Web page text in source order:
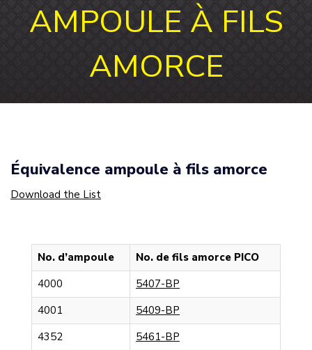
AMPOULE À FILS
AMORCE
Équivalence ampoule à fils amorce
Download the List
No. d’ampoule
No. de fils amorce PICO
4000
5407-BP
4001
5409-BP
4352
5461-BP